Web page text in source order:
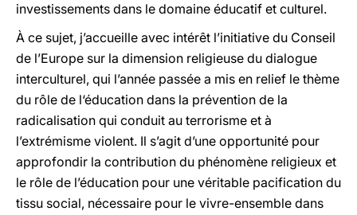
investissements dans le domaine éducatif et culturel.
À ce sujet, j’accueille avec intérêt l’initiative du Conseil
de l’Europe sur la dimension religieuse du dialogue
interculturel, qui l’année passée a mis en relief le thème
du rôle de l‘éducation dans la prévention de la
radicalisation qui conduit au terrorisme et à
l’extrémisme violent. Il s’agit d’une opportunité pour
approfondir la contribution du phénomène religieux et
le rôle de l’éducation pour une véritable pacification du
tissu social, nécessaire pour le vivre-ensemble dans